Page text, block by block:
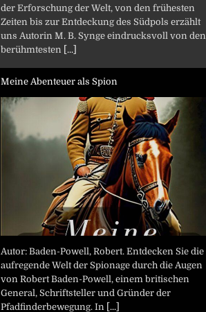
der Erforschung der Welt, von den frühesten
Zeiten bis zur Entdeckung des Südpols erzählt
uns Autorin M. B. Synge eindrucksvoll von den
berühmtesten [...]
Meine Abenteuer als Spion
Autor: Baden-Powell, Robert. Entdecken Sie die
aufregende Welt der Spionage durch die Augen
von Robert Baden-Powell, einem britischen
General, Schriftsteller und Gründer der
Pfadfinderbewegung. In [...]